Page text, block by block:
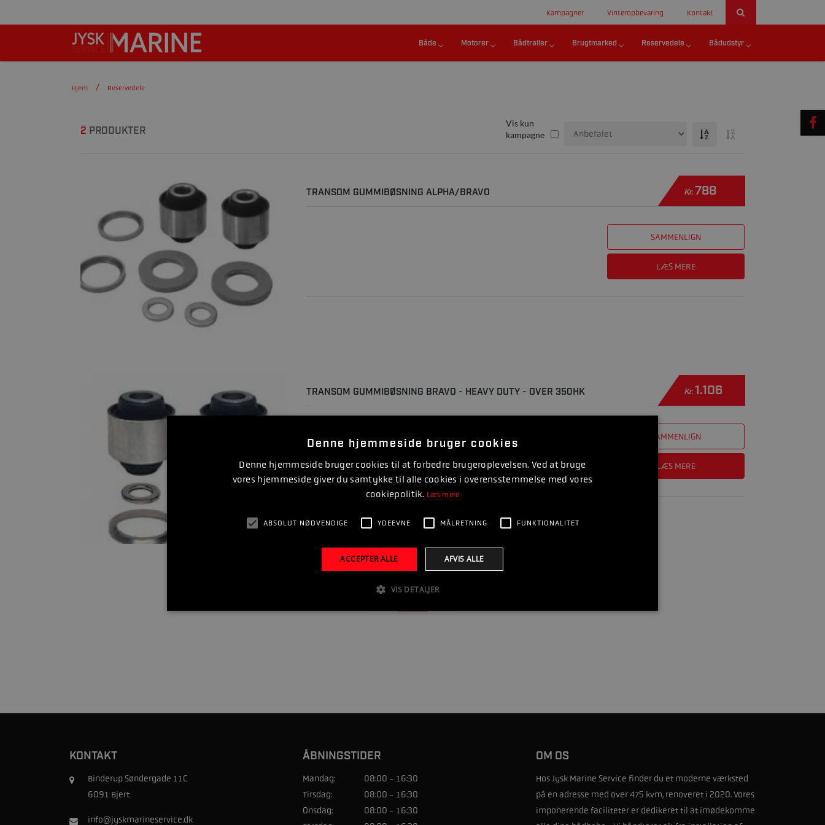
Kampagner Vinteropbevaring Kontakt
Både Motorer Bådtrailer Brugtmarked Reservedele Bådudstyr
Hjem Reservedele
2 PRODUKTER
Vis kun
kampagne
TRANSOM GUMMIBØSNING ALPHA/BRAVO Kr.788
SAMMENLIGN
LÆS MERE
TRANSOM GUMMIBØSNING BRAVO - HEAVY DUTY - OVER 350HK Kr. 1.106
SAMMENLIGN
LÆS MERE
1
KONTAKT
Binderup Søndergade 11C
6091 Bjert
info@jyskmarineservice.dk
ÅBNINGSTIDER
Mandag:
08:00 - 16:30
Tirsdag:
08:00 - 16:30
Onsdag:
08:00 - 16:30
OM OS
Hos Jysk Marine Service finder du et moderne værksted
på en adresse med over 475 kvm, renoveret i 2020. Vores
imponerende faciliteter er dedikeret til at imødekomme
Denne hjemmeside bruger cookies
Denne hjemmeside bruger cookies til at forbedre brugeroplevelsen. Ved at bruge
vores hjemmeside giver du samtykke til alle cookies i overensstemmelse med vores
cookiepolitik. Læs mere
ABSOLUT NØDVENDIGE YDEEVNE MÅLRETNING FUNKTIONALITET
ACCEPTER ALLE AFVIS ALLE
VIS DETALJER